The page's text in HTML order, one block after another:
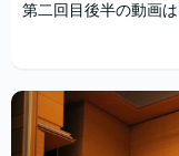
第二回目後半の動画は